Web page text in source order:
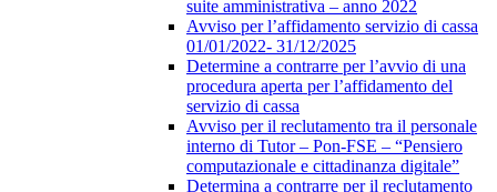
suite amministrativa – anno 2022
Avviso per l’affidamento servizio di cassa
01/01/2022- 31/12/2025
Determine a contrarre per l’avvio di una
procedura aperta per l’affidamento del
servizio di cassa
Avviso per il reclutamento tra il personale
interno di Tutor – Pon-FSE – “Pensiero
computazionale e cittadinanza digitale”
Determina a contrarre per il reclutamento